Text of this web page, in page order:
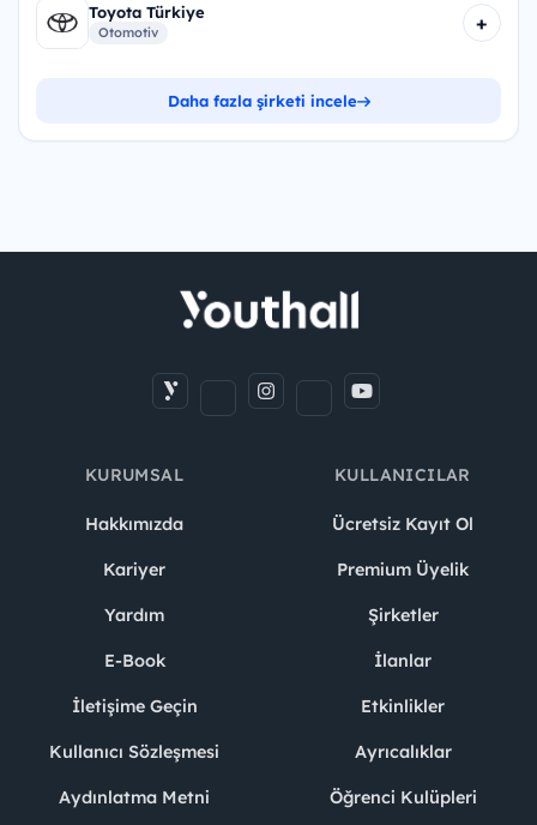
Toyota Türkiye
Otomotiv +
Daha fazla şirketi incele
KURUMSAL
Hakkımızda
Kariyer
Yardım
E-Book
İletişime Geçin
Kullanıcı Sözleşmesi
Aydınlatma Metni
KULLANICILAR
Ücretsiz Kayıt Ol
Premium Üyelik
Şirketler
İlanlar
Etkinlikler
Ayrıcalıklar
Öğrenci Kulüpleri